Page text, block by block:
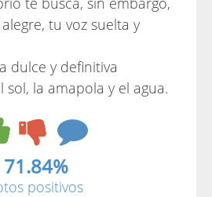
tu voz suelta y
dulce y definitiva
sol, la amapola y el agua.
71.84%
positivos